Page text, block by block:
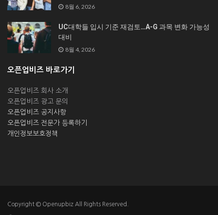
8월 6, 2026
UC대학들 입시 기준 재검토…A-G 과목 변화 가능성
대비
8월 4, 2026
오픈업비즈 바로가기
오픈업비즈 회사 소개
오픈업비즈 광고 문의
오픈업비즈 공지사항
오픈업비즈 전문가 등록하기
개인정보보호정책
Copyright © Openupbiz All Rights Reserved.